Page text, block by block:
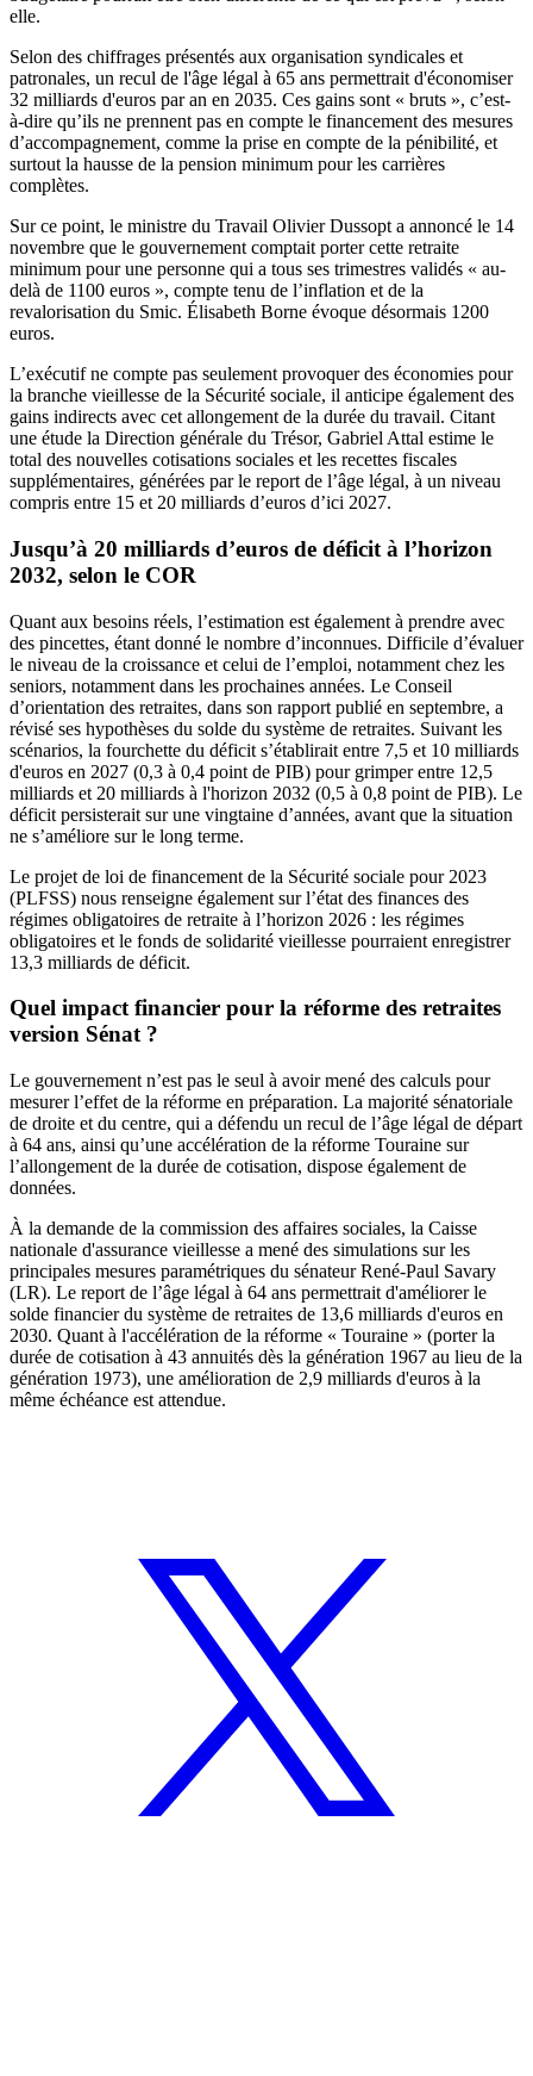
elle.
Selon des chiffrages présentés aux organisation syndicales et
patronales, un recul de l'âge légal à 65 ans permettrait d'économiser
32 milliards d'euros par an en 2035. Ces gains sont « bruts », c’est-
à-dire qu’ils ne prennent pas en compte le financement des mesures
d’accompagnement, comme la prise en compte de la pénibilité, et
surtout la hausse de la pension minimum pour les carrières
complètes.
Sur ce point, le ministre du Travail Olivier Dussopt a annoncé le 14
novembre que le gouvernement comptait porter cette retraite
minimum pour une personne qui a tous ses trimestres validés « au-
delà de 1100 euros », compte tenu de l’inflation et de la
revalorisation du Smic. Élisabeth Borne évoque désormais 1200
euros.
L’exécutif ne compte pas seulement provoquer des économies pour
la branche vieillesse de la Sécurité sociale, il anticipe également des
gains indirects avec cet allongement de la durée du travail. Citant
une étude la Direction générale du Trésor, Gabriel Attal estime le
total des nouvelles cotisations sociales et les recettes fiscales
supplémentaires, générées par le report de l’âge légal, à un niveau
compris entre 15 et 20 milliards d’euros d’ici 2027.
Jusqu’à 20 milliards d’euros de déficit à l’horizon
2032, selon le COR
Quant aux besoins réels, l’estimation est également à prendre avec
des pincettes, étant donné le nombre d’inconnues. Difficile d’évaluer
le niveau de la croissance et celui de l’emploi, notamment chez les
seniors, notamment dans les prochaines années. Le Conseil
d’orientation des retraites, dans son rapport publié en septembre, a
révisé ses hypothèses du solde du système de retraites. Suivant les
scénarios, la fourchette du déficit s’établirait entre 7,5 et 10 milliards
d'euros en 2027 (0,3 à 0,4 point de PIB) pour grimper entre 12,5
milliards et 20 milliards à l'horizon 2032 (0,5 à 0,8 point de PIB). Le
déficit persisterait sur une vingtaine d’années, avant que la situation
ne s’améliore sur le long terme.
Le projet de loi de financement de la Sécurité sociale pour 2023
(PLFSS) nous renseigne également sur l’état des finances des
régimes obligatoires de retraite à l’horizon 2026 : les régimes
obligatoires et le fonds de solidarité vieillesse pourraient enregistrer
13,3 milliards de déficit.
Quel impact financier pour la réforme des retraites
version Sénat ?
Le gouvernement n’est pas le seul à avoir mené des calculs pour
mesurer l’effet de la réforme en préparation. La majorité sénatoriale
de droite et du centre, qui a défendu un recul de l’âge légal de départ
à 64 ans, ainsi qu’une accélération de la réforme Touraine sur
l’allongement de la durée de cotisation, dispose également de
données.
À la demande de la commission des affaires sociales, la Caisse
nationale d'assurance vieillesse a mené des simulations sur les
principales mesures paramétriques du sénateur René-Paul Savary
(LR). Le report de l’âge légal à 64 ans permettrait d'améliorer le
solde financier du système de retraites de 13,6 milliards d'euros en
2030. Quant à l'accélération de la réforme « Touraine » (porter la
durée de cotisation à 43 annuités dès la génération 1967 au lieu de la
génération 1973), une amélioration de 2,9 milliards d'euros à la
même échéance est attendue.